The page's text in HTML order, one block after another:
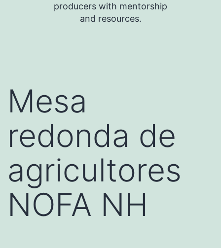
producers with mentorship
and resources.
Mesa
redonda de
agricultores
NOFA NH